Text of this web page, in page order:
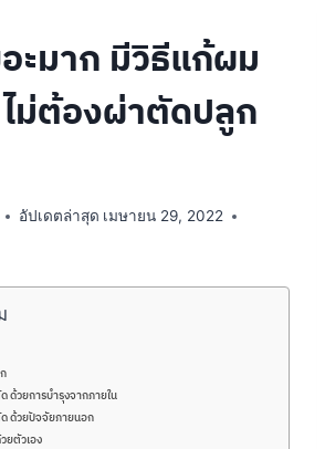
ะมาก มีวิธีแก้ผม
ไม่ต้องผ่าตัดปลูก
อัปเดตล่าสุด เมษายน 29, 2022
ด้วยการบำรุงจากภายใน
ด้วยปัจจัยภายนอก
ยตัวเอง